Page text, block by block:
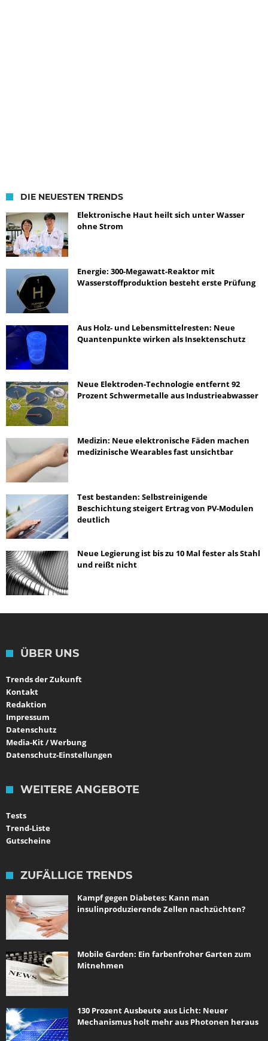
DIE NEUESTEN TRENDS
Elektronische Haut heilt sich unter Wasser
ohne Strom
Energie: 300-Megawatt-Reaktor mit
Wasserstoffproduktion besteht erste Prüfung
Aus Holz- und Lebensmittelresten: Neue
Quantenpunkte wirken als Insektenschutz
Neue Elektroden-Technologie entfernt 92
Prozent Schwermetalle aus Industrieabwasser
Medizin: Neue elektronische Fäden machen
medizinische Wearables fast unsichtbar
Test bestanden: Selbstreinigende
Beschichtung steigert Ertrag von PV-Modulen
deutlich
Neue Legierung ist bis zu 10 Mal fester als Stahl
und reißt nicht
ÜBER UNS
Trends der Zukunft
Kontakt
Redaktion
Impressum
Datenschutz
Media-Kit / Werbung
Datenschutz-Einstellungen
WEITERE ANGEBOTE
Tests
Trend-Liste
Gutscheine
ZUFÄLLIGE TRENDS
Kampf gegen Diabetes: Kann man
insulinproduzierende Zellen nachzüchten?
Mobile Garden: Ein farbenfroher Garten zum
Mitnehmen
130 Prozent Ausbeute aus Licht: Neuer
Mechanismus holt mehr aus Photonen heraus